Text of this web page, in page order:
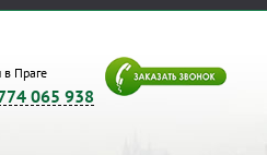
в Праге
065 938